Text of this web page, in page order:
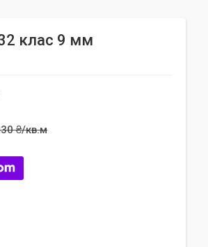
клас 9 мм
₴/кв.м